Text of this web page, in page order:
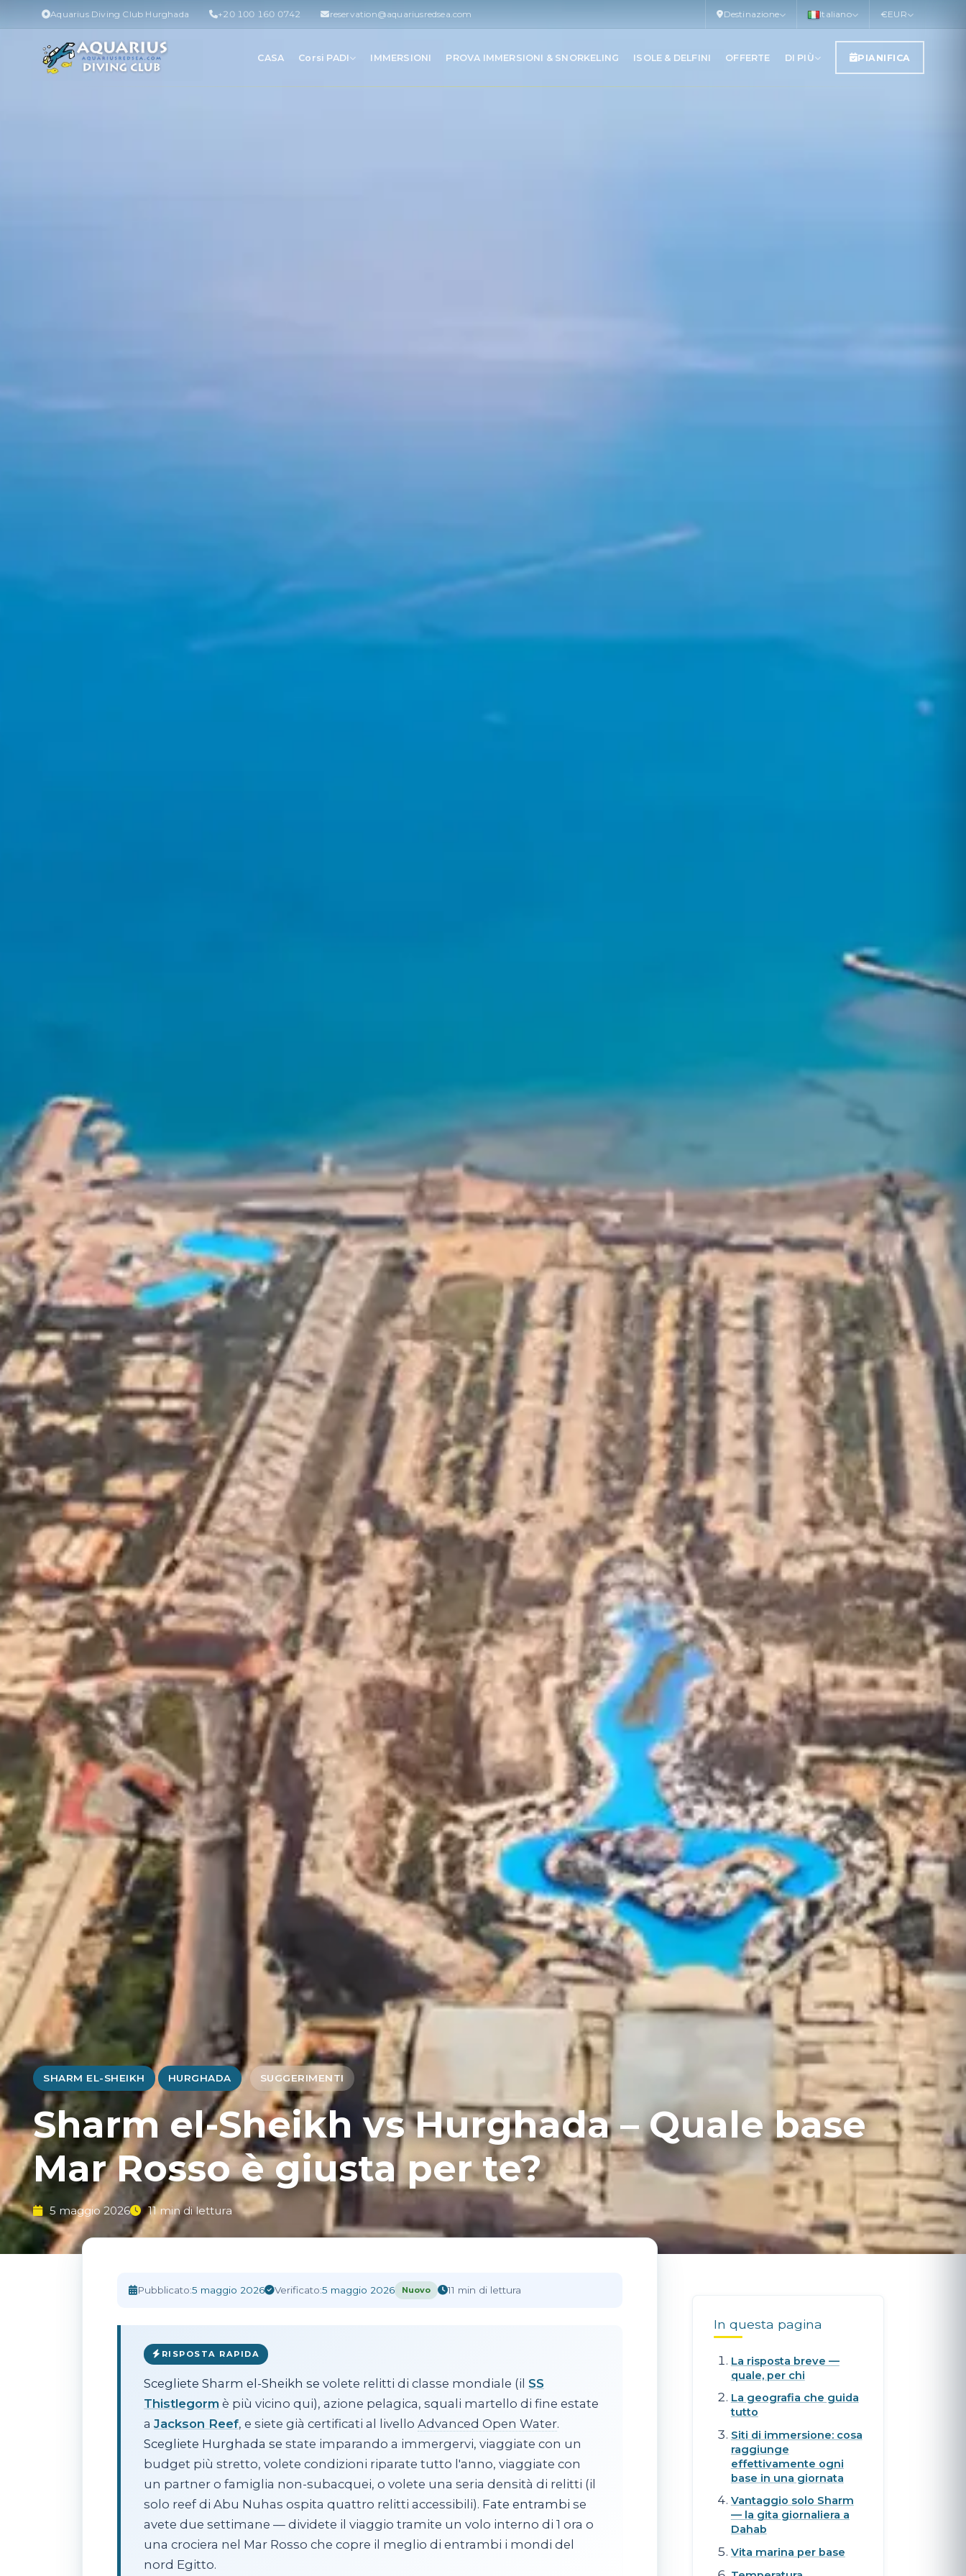
Aquarius Diving Club Hurghada +20 100 160 0742 reservation@aquariusredsea.com Destinazione Italiano €EUR
CASA Corsi PADI IMMERSIONI PROVA IMMERSIONI & SNORKELING ISOLE & DELFINI OFFERTE DI PIÙ PIANIFICA
SHARM EL-SHEIKH HURGHADA SUGGERIMENTI
Sharm el-Sheikh vs Hurghada – Quale base
Mar Rosso è giusta per te?
5 maggio 2026 11 min di lettura
Pubblicato:5 maggio 2026 Verificato:5 maggio 2026 Nuovo 11 min di lettura
RISPOSTA RAPIDA
Scegliete Sharm el-Sheikh se volete relitti di classe mondiale (il SS
Thistlegorm è più vicino qui), azione pelagica, squali martello di fine estate
a Jackson Reef, e siete già certificati al livello Advanced Open Water.
Scegliete Hurghada se state imparando a immergervi, viaggiate con un
budget più stretto, volete condizioni riparate tutto l'anno, viaggiate con
un partner o famiglia non-subacquei, o volete una seria densità di relitti (il
solo reef di Abu Nuhas ospita quattro relitti accessibili). Fate entrambi se
avete due settimane — dividete il viaggio tramite un volo interno di 1 ora o
una crociera nel Mar Rosso che copre il meglio di entrambi i mondi del
nord Egitto.
In questa pagina
La risposta breve —
quale, per chi
La geografia che guida
tutto
Siti di immersione: cosa
raggiunge
effettivamente ogni
base in una giornata
Vantaggio solo Sharm
— la gita giornaliera a
Dahab
Vita marina per base